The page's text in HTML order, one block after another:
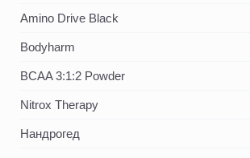
Amino Drive Black
Bodyharm
BCAA 3:1:2 Powder
Nitrox Therapy
Нандрогед